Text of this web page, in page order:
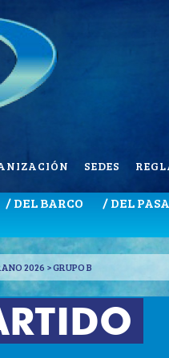
SEDES
/ DEL BARCO / DEL
2026 > GRUPO B